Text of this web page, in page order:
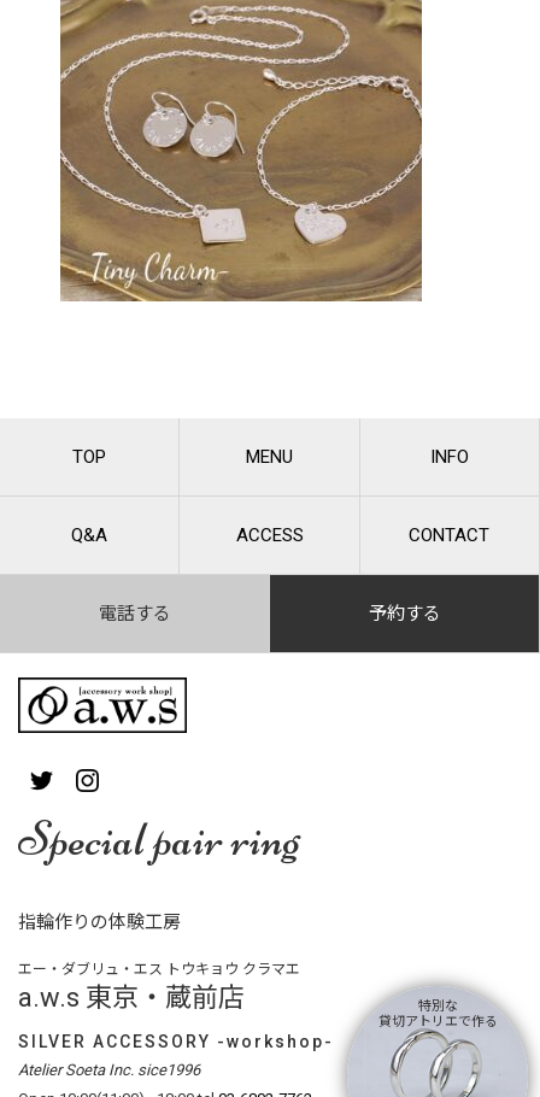
TOP MENU INFO
Q&A ACCESS CONTACT
電話する 予約する
Special pair ring
指輪作りの体験工房
エー・ダブリュ・エス トウキョウ クラマエ
a.w.s 東京・蔵前店
SILVER ACCESSORY -workshop-
Atelier Soeta Inc. sice1996
特別な
貸切アトリエで作る